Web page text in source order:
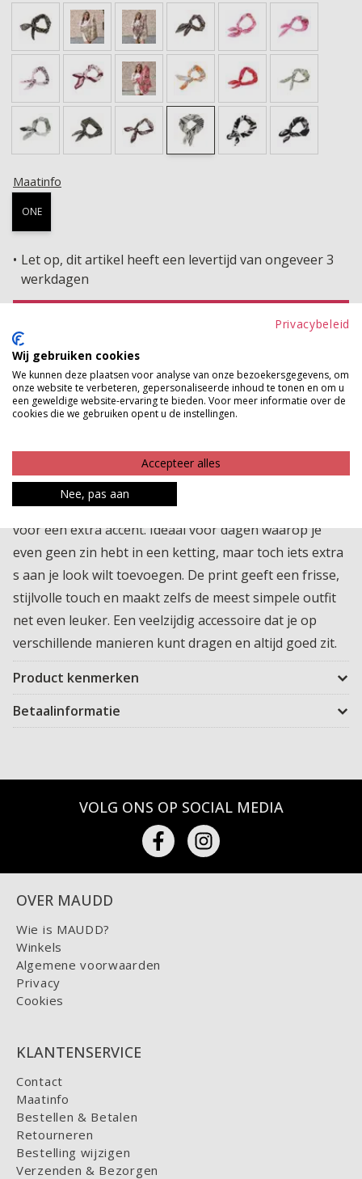
Maatinfo
ONE
Let op, dit artikel heeft een levertijd van ongeveer 3
werkdagen
Gratis verzenden vanaf €150,-
Gratis ophalen en ruilen in onze winkels
Bekijk voorraad winkel
Deze vierkante geprinte bandana is zo een accessoire
dat je outfit meteen afmaakt. Leuk om los om je nek te
dragen, speels in je haar te knopen of zelfs aan je tas
voor een extra accent. Ideaal voor dagen waarop je
even geen zin hebt in een ketting, maar toch iets extra
s aan je look wilt toevoegen. De print geeft een frisse,
stijlvolle touch en maakt zelfs de meest simpele outfit
net even leuker. Een veelzijdig accessoire dat je op
verschillende manieren kunt dragen en altijd goed zit.
Product kenmerken
Betaalinformatie
VOLG ONS OP SOCIAL MEDIA
OVER MAUDD
Wie is MAUDD?
Winkels
Algemene voorwaarden
Privacy
Cookies
KLANTENSERVICE
Contact
Maatinfo
Bestellen & Betalen
Retourneren
Bestelling wijzigen
Verzenden & Bezorgen
Privacybeleid
Wij gebruiken cookies
We kunnen deze plaatsen voor analyse van onze bezoekersgegevens, om
onze website te verbeteren, gepersonaliseerde inhoud te tonen en om u
een geweldige website-ervaring te bieden. Voor meer informatie over de
cookies die we gebruiken opent u de instellingen.
Accepteer alles
Nee, pas aan